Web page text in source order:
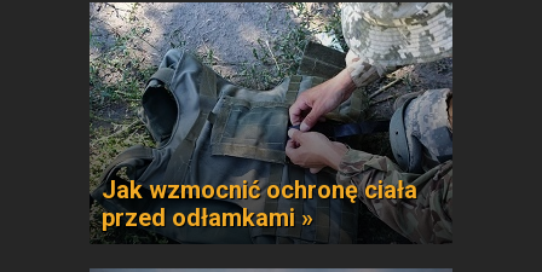
Jak wzmocnić ochronę ciała
przed odłamkami »